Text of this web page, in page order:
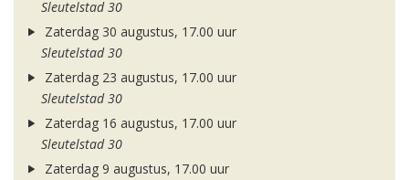
Sleutelstad 30
Zaterdag 30 augustus, 17.00 uur
Sleutelstad 30
Zaterdag 23 augustus, 17.00 uur
Sleutelstad 30
Zaterdag 16 augustus, 17.00 uur
Sleutelstad 30
Zaterdag 9 augustus, 17.00 uur